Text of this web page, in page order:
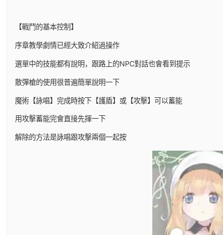
【戰鬥的基本控制】
序章教學劇情已經大致介紹過操作
選單中的技能都有說明，跟路上的NPC對話也會看到提示
散彈槍的使用很普遍簡單說明一下
魔術【詠唱】完成時按下【護盾】或【攻擊】可以蓄能
用攻擊蓄能完會直接先揮一下
解除的方法是詠唱跟攻擊兩個一起按